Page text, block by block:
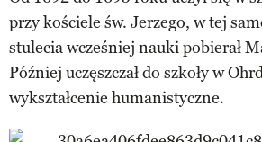
przy kościele św. Jerzego, w tej
stulecia wcześniej nauki pobierał
Później uczęszczał do szkoły w
wykształcenie humanistyczne.